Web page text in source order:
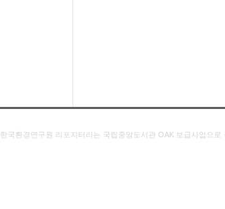
한국환경연구원 리포지터리는 국립중앙도서관 OAK 보급사업으